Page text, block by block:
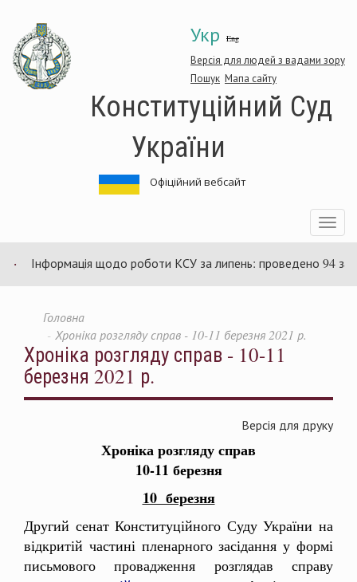
основного
матеріалу
Укр Eng
Версія для людей з вадами зору
Пошук Мапа сайту
Конституційний Суд
України
Офіційний вебсайт
Toggle
Інформація щодо роботи КСУ за липень: проведено 94
Головна
Хроніка розгляду справ - 10-11 березня 2021 р.
Хроніка розгляду справ - 10-11
березня 2021 р.
Версія для друку
Хроніка розгляду справ
10-11 березня
10 березня
Другий сенат Конституційного Суду України на
відкритій частині пленарного засідання у формі
письмового провадження розглядав справу